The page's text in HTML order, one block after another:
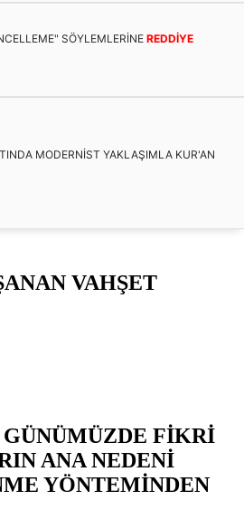
SÖYLEMLERİNE REDDİYE
MODERNİST YAKLAŞIMLA KUR'AN
VAHŞET
FİKRİ
ANA NEDENİ
YÖNTEMİNDEN